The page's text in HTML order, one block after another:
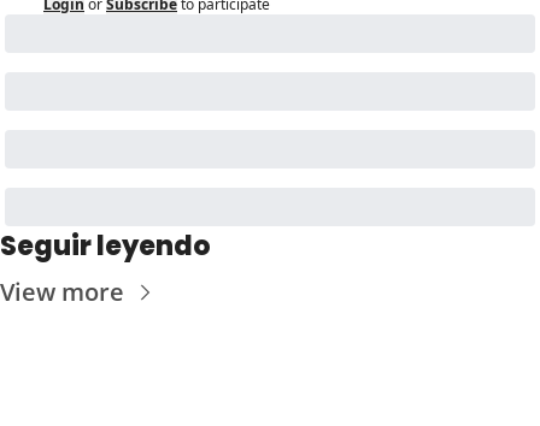
Seguir leyendo
View more